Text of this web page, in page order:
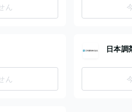
ん
ん
日本調